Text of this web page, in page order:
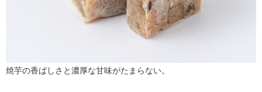
焼芋の香ばしさと濃厚な甘味がたまらない。